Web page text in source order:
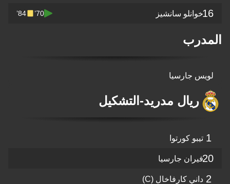
16خوانلو سانشيز 70’
84’
المدرب
لويس جارسيا
ريال مدريد- التشكيل
1 تيبو كورتوا
20فيران جارسيا
2 داني كارفاخال (C)